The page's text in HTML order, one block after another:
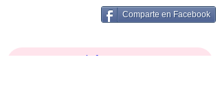
Comparte en Facebook